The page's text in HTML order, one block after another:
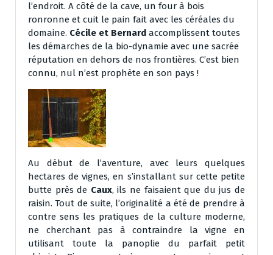
l’endroit. A côté de la cave, un four à bois
ronronne et cuit le pain fait avec les céréales du
domaine. Cécile et Bernard accomplissent toutes
les démarches de la bio-dynamie avec une sacrée
réputation en dehors de nos frontières. C’est bien
connu, nul n’est prophète en son pays !
Au début de l’aventure, avec leurs quelques
hectares de vignes, en s’installant sur cette petite
butte près de Caux, ils ne faisaient que du jus de
raisin. Tout de suite, l’originalité a été de prendre à
contre sens les pratiques de la culture moderne,
ne cherchant pas à contraindre la vigne en
utilisant toute la panoplie du parfait petit